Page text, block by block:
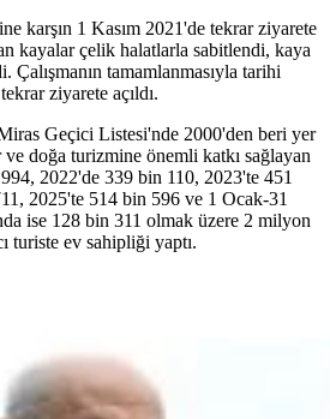
karşın 1 Kasım 2021'de tekrar ziyarete
kayalar çelik halatlarla sabitlendi, kaya
Çalışmanın tamamlanmasıyla tarihi
ziyarete açıldı.
Geçici Listesi'nde 2000'den beri yer
doğa turizmine önemli katkı sağlayan
2022'de 339 bin 110, 2023'te 451
2025'te 514 bin 596 ve 1 Ocak-31
ise 128 bin 311 olmak üzere 2 milyon
turiste ev sahipliği yaptı.